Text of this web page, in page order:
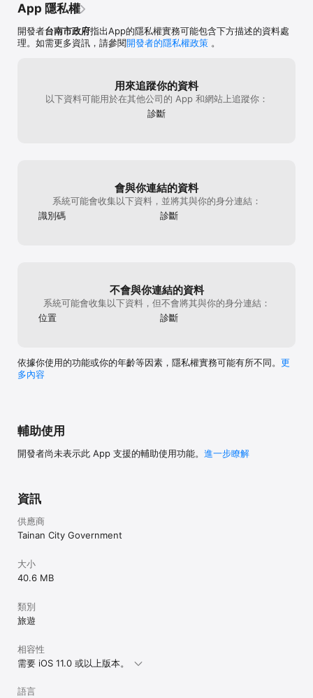
App 隱私權
開發者台南市政府指出App的隱私權實務可能包含下方描述的資料處
理。如需更多資訊，請參閱開發者的隱私權政策 。
用來追蹤你的資料
以下資料可能用於在其他公司的 App 和網站上追蹤你：
診斷
會與你連結的資料
系統可能會收集以下資料，並將其與你的身分連結：
識別碼
診斷
不會與你連結的資料
系統可能會收集以下資料，但不會將其與你的身分連結：
位置
診斷
依據你使用的功能或你的年齡等因素，隱私權實務可能有所不同。 更
多內容
輔助使用
開發者尚未表示此 App 支援的輔助使用功能。 進一步瞭解
資訊
供應商
Tainan City Government
大小
40.6 MB
類別
旅遊
相容性
需要 iOS 11.0 或以上版本。
語言